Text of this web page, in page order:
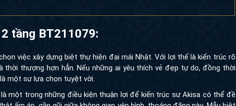
tầng BT211079:
việc xây dựng biệt thự hiện đại mái Nhật. Với lợi thế là kiến trúc rõ
thượng hơn hẳn. Nếu những ai yêu thích vẻ đẹp tự do, đồng thời
một sự lựa chọn tuyệt vời.
một trong những điều kiện thuận lợi để kiến trúc sư Akisa có thể đề